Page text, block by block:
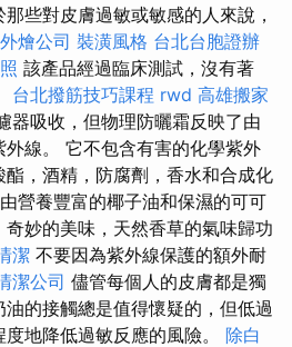
些對皮膚過敏或敏感的人來說，
外燴公司 裝潢風格 台北台胞證辦
該產品經過臨床測試，沒有著
台北撥筋技巧課程 rwd 高雄搬家
器吸收，但物理防曬霜反映了由
線。 它不包含有害的化學紫外
，酒精，防腐劑，香水和合成化
營養豐富的椰子油和保濕的可可
妙的美味，天然香草的氣味歸功
潔 不要因為紫外線保護的額外耐
潔公司 儘管每個人的皮膚都是獨
的接觸總是值得懷疑的，但低過
地降低過敏反應的風險。 除白